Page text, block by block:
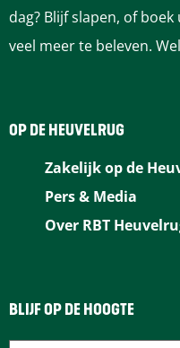
dag? Blijf slapen, of
veel meer te beleven.
OP DE HEUVELRUG
Zakelijk op de
Pers & Media
Over RBT
BLIJF OP DE HOOGTE